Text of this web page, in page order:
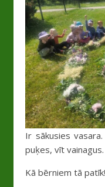
Ir sākusies
puķes, vīt vainagus.
Kā bērniem tā patīk!